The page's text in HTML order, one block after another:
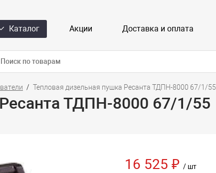
Каталог Акции Доставка и оплата
Тепловая дизельная пушка Ресанта ТДПН-8000 67/1/55
ТДПН-8000 67/1/55
16 525 ₽ / шт